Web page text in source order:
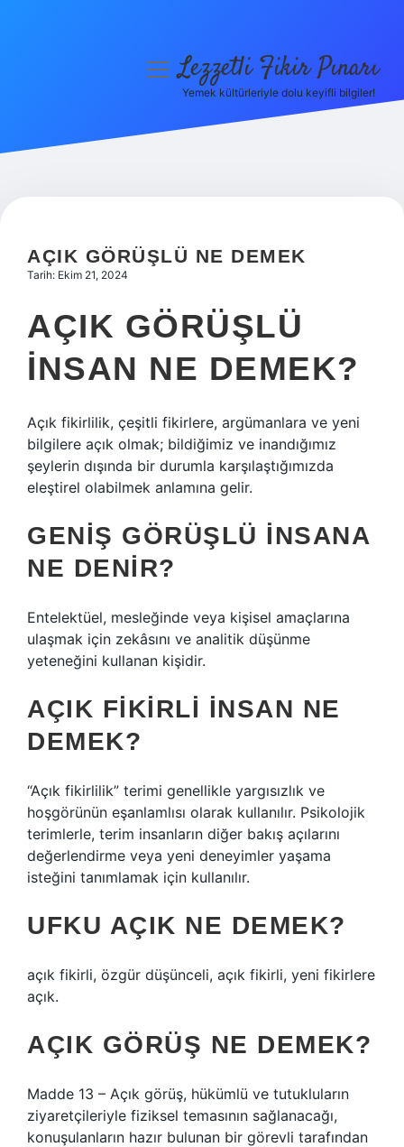
Hakkımızda
menüyüLezzetli Fikir Pınarı
Yemek kültürleriyle dolu keyifli bilgiler!
AÇIK GÖRÜŞLÜ NE DEMEK
Tarih: Ekim 21, 2024
AÇIK GÖRÜŞLÜ
INSAN NE DEMEK?
Açık fikirlilik, çeşitli fikirlere, argümanlara ve yeni
bilgilere açık olmak; bildiğimiz ve inandığımız
şeylerin dışında bir durumla karşılaştığımızda
eleştirel olabilmek anlamına gelir.
GENIŞ GÖRÜŞLÜ INSANA
NE DENIR?
Entelektüel, mesleğinde veya kişisel amaçlarına
ulaşmak için zekâsını ve analitik düşünme
yeteneğini kullanan kişidir.
AÇIK FIKIRLI INSAN NE
DEMEK?
“Açık fikirlilik” terimi genellikle yargısızlık ve
hoşgörünün eşanlamlısı olarak kullanılır. Psikolojik
terimlerle, terim insanların diğer bakış açılarını
değerlendirme veya yeni deneyimler yaşama
isteğini tanımlamak için kullanılır.
UFKU AÇIK NE DEMEK?
açık fikirli, özgür düşünceli, açık fikirli, yeni fikirlere
açık.
AÇIK GÖRÜŞ NE DEMEK?
Madde 13 – Açık görüş, hükümlü ve tutukluların
ziyaretçileriyle fiziksel temasının sağlanacağı,
konuşulanların hazır bulunan bir görevli tarafından